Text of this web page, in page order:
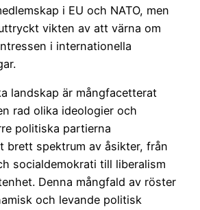
i EU och NATO, men
vikten av att värna om
i internationella
landskap är mångfacetterat
rad olika ideologier och
politiska partierna
brett spektrum av åsikter, från
socialdemokrati till liberalism
Denna mångfald av röster
och levande politisk